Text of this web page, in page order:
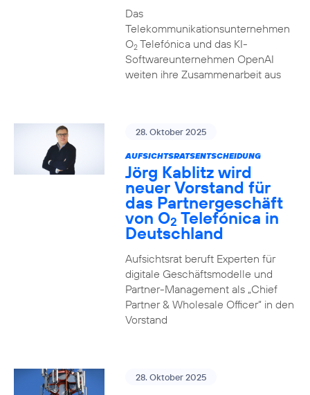
Das
Telekommunikationsunternehmen
O2Telefónica und das KI-
Softwareunternehmen OpenAI
weiten ihre Zusammenarbeit aus
28. Oktober 2025
AUFSICHTSRATSENTSCHEIDUNG
Jörg Kablitz wird
neuer Vorstand für
das Partnergeschäft
von O2 Telefónica in
Deutschland
Aufsichtsrat beruft Experten für
digitale Geschäftsmodelle und
Partner-Management als „Chief
Partner & Wholesale Officer“ in den
Vorstand
28. Oktober 2025